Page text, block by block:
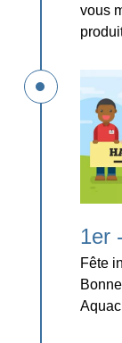
vous
1er
Fête